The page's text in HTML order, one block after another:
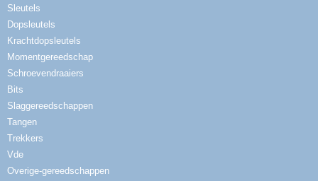
Sleutels
Dopsleutels
Krachtdopsleutels
Momentgereedschap
Schroevendraaiers
Bits
Slaggereedschappen
Tangen
Trekkers
Vde
Overige-gereedschappen